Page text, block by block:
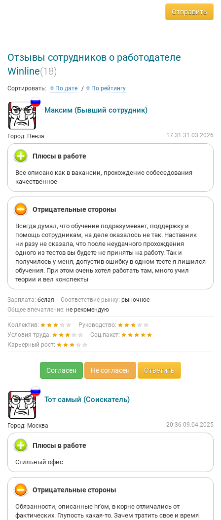
Отправить
Отзывы сотрудников о работодателе
Winline(18)
Сортировать: По дате По рейтингу
Максим (Бывший сотрудник)
Город: Пенза 17:31 31.03.2026
Плюсы в работе
Все описано как в вакансии, прохождение собеседования
качественное
Отрицательные стороны
Всегда думал, что обучение подразумевает, поддержку и
помощь сотрудникам, на деле оказалось не так. Наставник
ни разу не сказала, что после неудачного прохождения
одного из тестов вы будете не приняты на работу. Так и
получилось у меня, допустив ошибку в одном тесте я лишился
обучения. При этом очень хотел работать там, много учил
теории и вел конспекты
Зарплата: белая Соответствие рынку: рыночное
Общее впечатление: не рекомендую
Коллектив:
Руководство:
Условия труда:
Соц.пакет:
Карьерный рост:
Согласен Не согласен Ответить
Тот самый (Соискатель)
Город: Москва 20:36 09.04.2025
Плюсы в работе
Стильный офис
Отрицательные стороны
Обязанности, описанные hr'ом, в корне отличались от
фактических. Глупость какая-то. Зачем тратить свое и время